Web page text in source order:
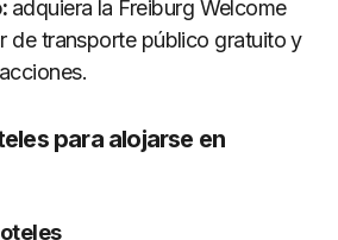
adquiera la Freiburg Welcome
de transporte público gratuito y
para alojarse en